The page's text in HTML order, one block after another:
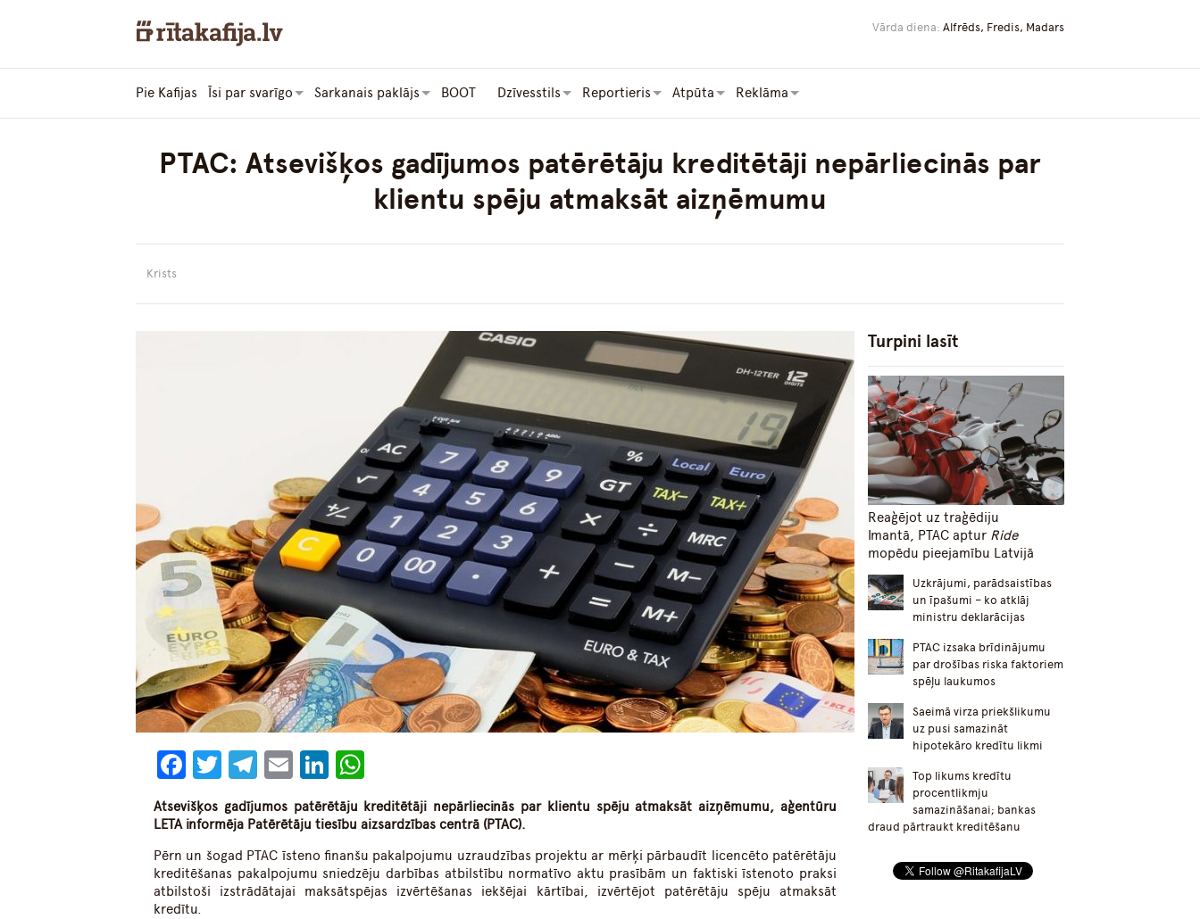
Vārda diena: Alfrēds, Fredis, Madars
Pie Kafijas Īsi par svarīgo Sarkanais paklājs BOOT Dzīvesstils Reportieris Atpūta Reklāma
PTAC: Atsevišķos gadījumos patērētāju kreditētāji nepārliecinās par
klientu spēju atmaksāt aizņēmumu
Krists
Facebook
Twitter
Telegram
EmailLinkedIn
Atsevišķos gadījumos patērētāju kreditētāji nepārliecinās par klientu spēju atmaksāt aizņēmumu, aģentūru
LETA informēja Patērētāju tiesību aizsardzības centrā (PTAC).
Pērn un šogad PTAC īsteno finanšu pakalpojumu uzraudzības projektu ar mērķi pārbaudīt licencēto patērētāju
kreditēšanas pakalpojumu sniedzēju darbības atbilstību normatīvo aktu prasībām un faktiski īstenoto praksi
atbilstoši izstrādātajai maksātspējas izvērtēšanas iekšējai kārtībai, izvērtējot patērētāju spēju atmaksāt
kredītu.
Turpini lasīt
Reaģējot uz traģēdiju
Imantā, PTAC aptur Ride
mopēdu pieejamību Latvijā
Uzkrājumi, parādsaistības
un īpašumi – ko atklāj
ministru deklarācijas
PTAC izsaka brīdinājumu
par drošības riska faktoriem
spēļu laukumos
Saeimā virza priekšlikumu
uz pusi samazināt
hipotekāro kredītu likmi
Top likums kredītu
procentlikmju
samazināšanai; bankas
draud pārtraukt kreditēšanu